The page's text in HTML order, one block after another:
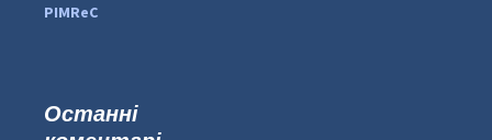
PIMReC
Останні